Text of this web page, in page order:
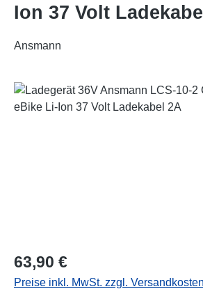
Ion 37 Volt
Ansmann
Bildergalerie überspringen
Regulärer Preis:
63,90 €
Preise inkl. MwSt. zzgl. Versandkosten